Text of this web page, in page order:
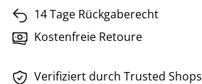
14 Tage Rückgaberecht
Kostenfreie Retoure
Verifiziert durch Trusted Shops